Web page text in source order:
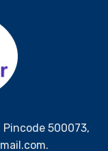
Pincode 500073,